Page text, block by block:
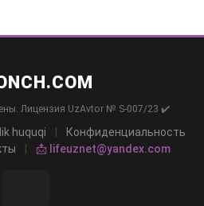
Лицензия UzAvtor № S-007/23 ✔️
huquqi
Конфиденциальность
📩 lifeuznet@yandex.com